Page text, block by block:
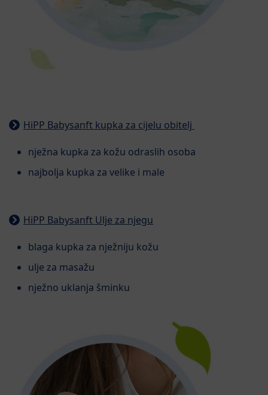
HiPP Babysanft kupka za cijelu obitelj
nježna kupka za kožu odraslih osoba
najbolja kupka za velike i male
HiPP Babysanft Ulje za njegu
blaga kupka za nježniju kožu
ulje za masažu
nježno uklanja šminku